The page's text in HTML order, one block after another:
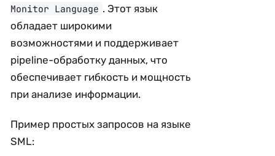
Monitor Language . Этот язык
обладает широкими
возможностями и поддерживает
pipeline-обработку данных, что
обеспечивает гибкость и мощность
при анализе информации.
Пример простых запросов на языке
SML: